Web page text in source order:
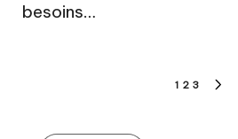
besoins…
1 2 3